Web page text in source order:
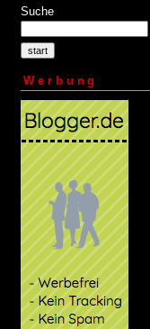
Suche
Werbung